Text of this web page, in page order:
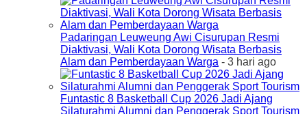
Padaringan Leuweung Awi Cisurupan Resmi
Diaktivasi, Wali Kota Dorong Wisata Berbasis
Alam dan Pemberdayaan Warga - 3 hari ago
Funtastic 8 Basketball Cup 2026 Jadi Ajang
Silaturahmi Alumni dan Penggerak Sport Tourism